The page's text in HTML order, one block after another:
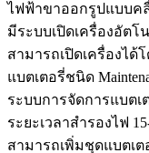
ไฟฟ้าขาออกรูปแบบค
มีระบบเปิดเครื่องอัตโ
สามารถเปิดเครื่องได้
แบตเตอรี่ชนิด
ระบบการจัดการแบตเ
ระยะเวลาสำรองไฟ
สามารถเพิ่มชุดแบตเต